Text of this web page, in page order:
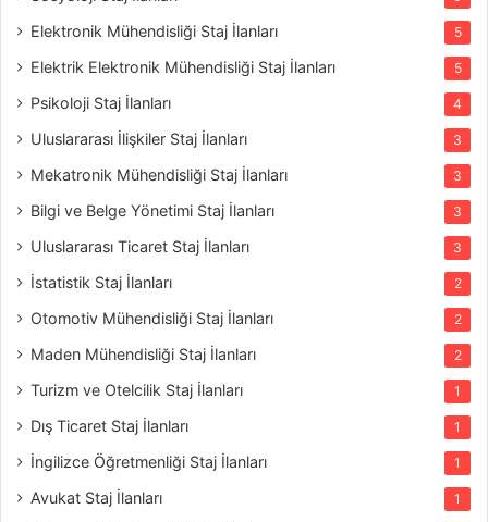
Elektronik Mühendisliği Staj İlanları 5
Elektrik Elektronik Mühendisliği Staj İlanları 5
Psikoloji Staj İlanları 4
Uluslararası İlişkiler Staj İlanları 3
Mekatronik Mühendisliği Staj İlanları 3
Bilgi ve Belge Yönetimi Staj İlanları 3
Uluslararası Ticaret Staj İlanları 3
İstatistik Staj İlanları 2
Otomotiv Mühendisliği Staj İlanları 2
Maden Mühendisliği Staj İlanları 2
Turizm ve Otelcilik Staj İlanları 1
Dış Ticaret Staj İlanları 1
İngilizce Öğretmenliği Staj İlanları 1
Avukat Staj İlanları 1